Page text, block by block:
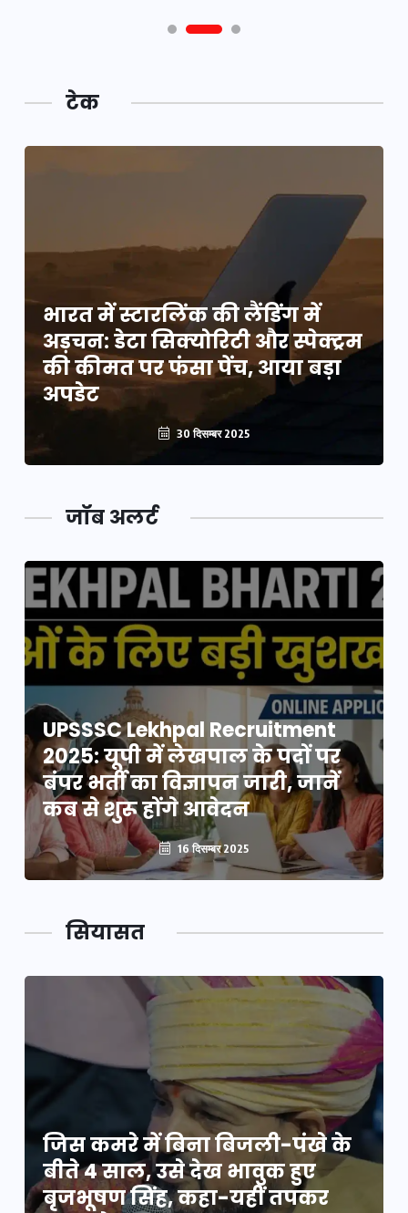
टेक
भारत में स्टारलिंक की लैंडिंग में
अड़चन: डेटा सिक्योरिटी और स्पेक्ट्रम
की कीमत पर फंसा पेंच, आया बड़ा
अपडेट
30 दिसम्बर 2025
जॉब अलर्ट
UPSSSC Lekhpal Recruitment
2025: यूपी में लेखपाल के पदों पर
बंपर भर्ती का विज्ञापन जारी, जानें
कब से शुरू होंगे आवेदन
16 दिसम्बर 2025
सियासत
जिस कमरे में बिना बिजली-पंखे के
बीते 4 साल, उसे देख भावुक हुए
बृजभूषण सिंह, कहा-यहीं तपकर